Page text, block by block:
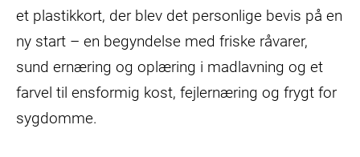
et plastikkort, der blev det personlige bevis på en
ny start – en begyndelse med friske råvarer,
sund ernæring og oplæring i madlavning og et
farvel til ensformig kost, fejlernæring og frygt for
sygdomme.